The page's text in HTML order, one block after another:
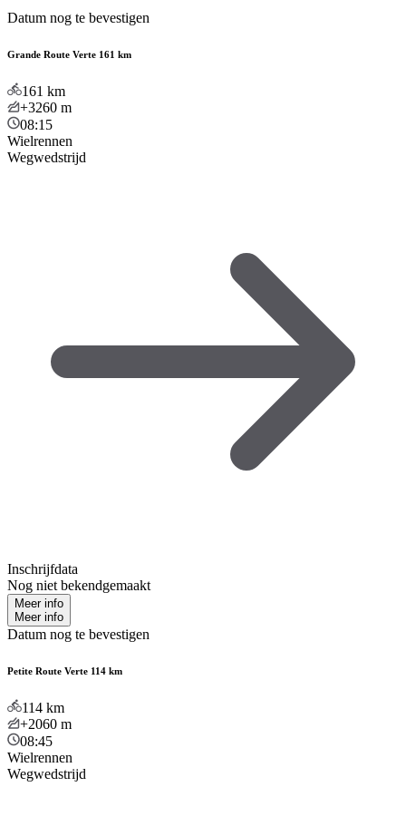
Datum nog te bevestigen
Grande Route Verte 161 km
161 km
+3260 m
08:15
Wielrennen
Wegwedstrijd
Inschrijfdata
Nog niet bekendgemaakt
Meer info
Meer info
Datum nog te bevestigen
Petite Route Verte 114 km
114 km
+2060 m
08:45
Wielrennen
Wegwedstrijd